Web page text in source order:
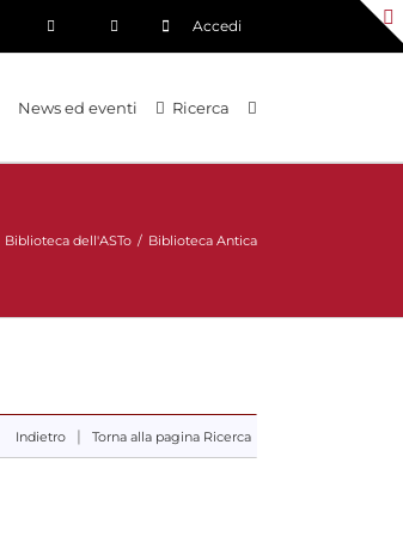
Accedi
News ed eventi Ricerca
Biblioteca dell'ASTo / Biblioteca Antica
Indietro | Torna alla pagina Ricerca